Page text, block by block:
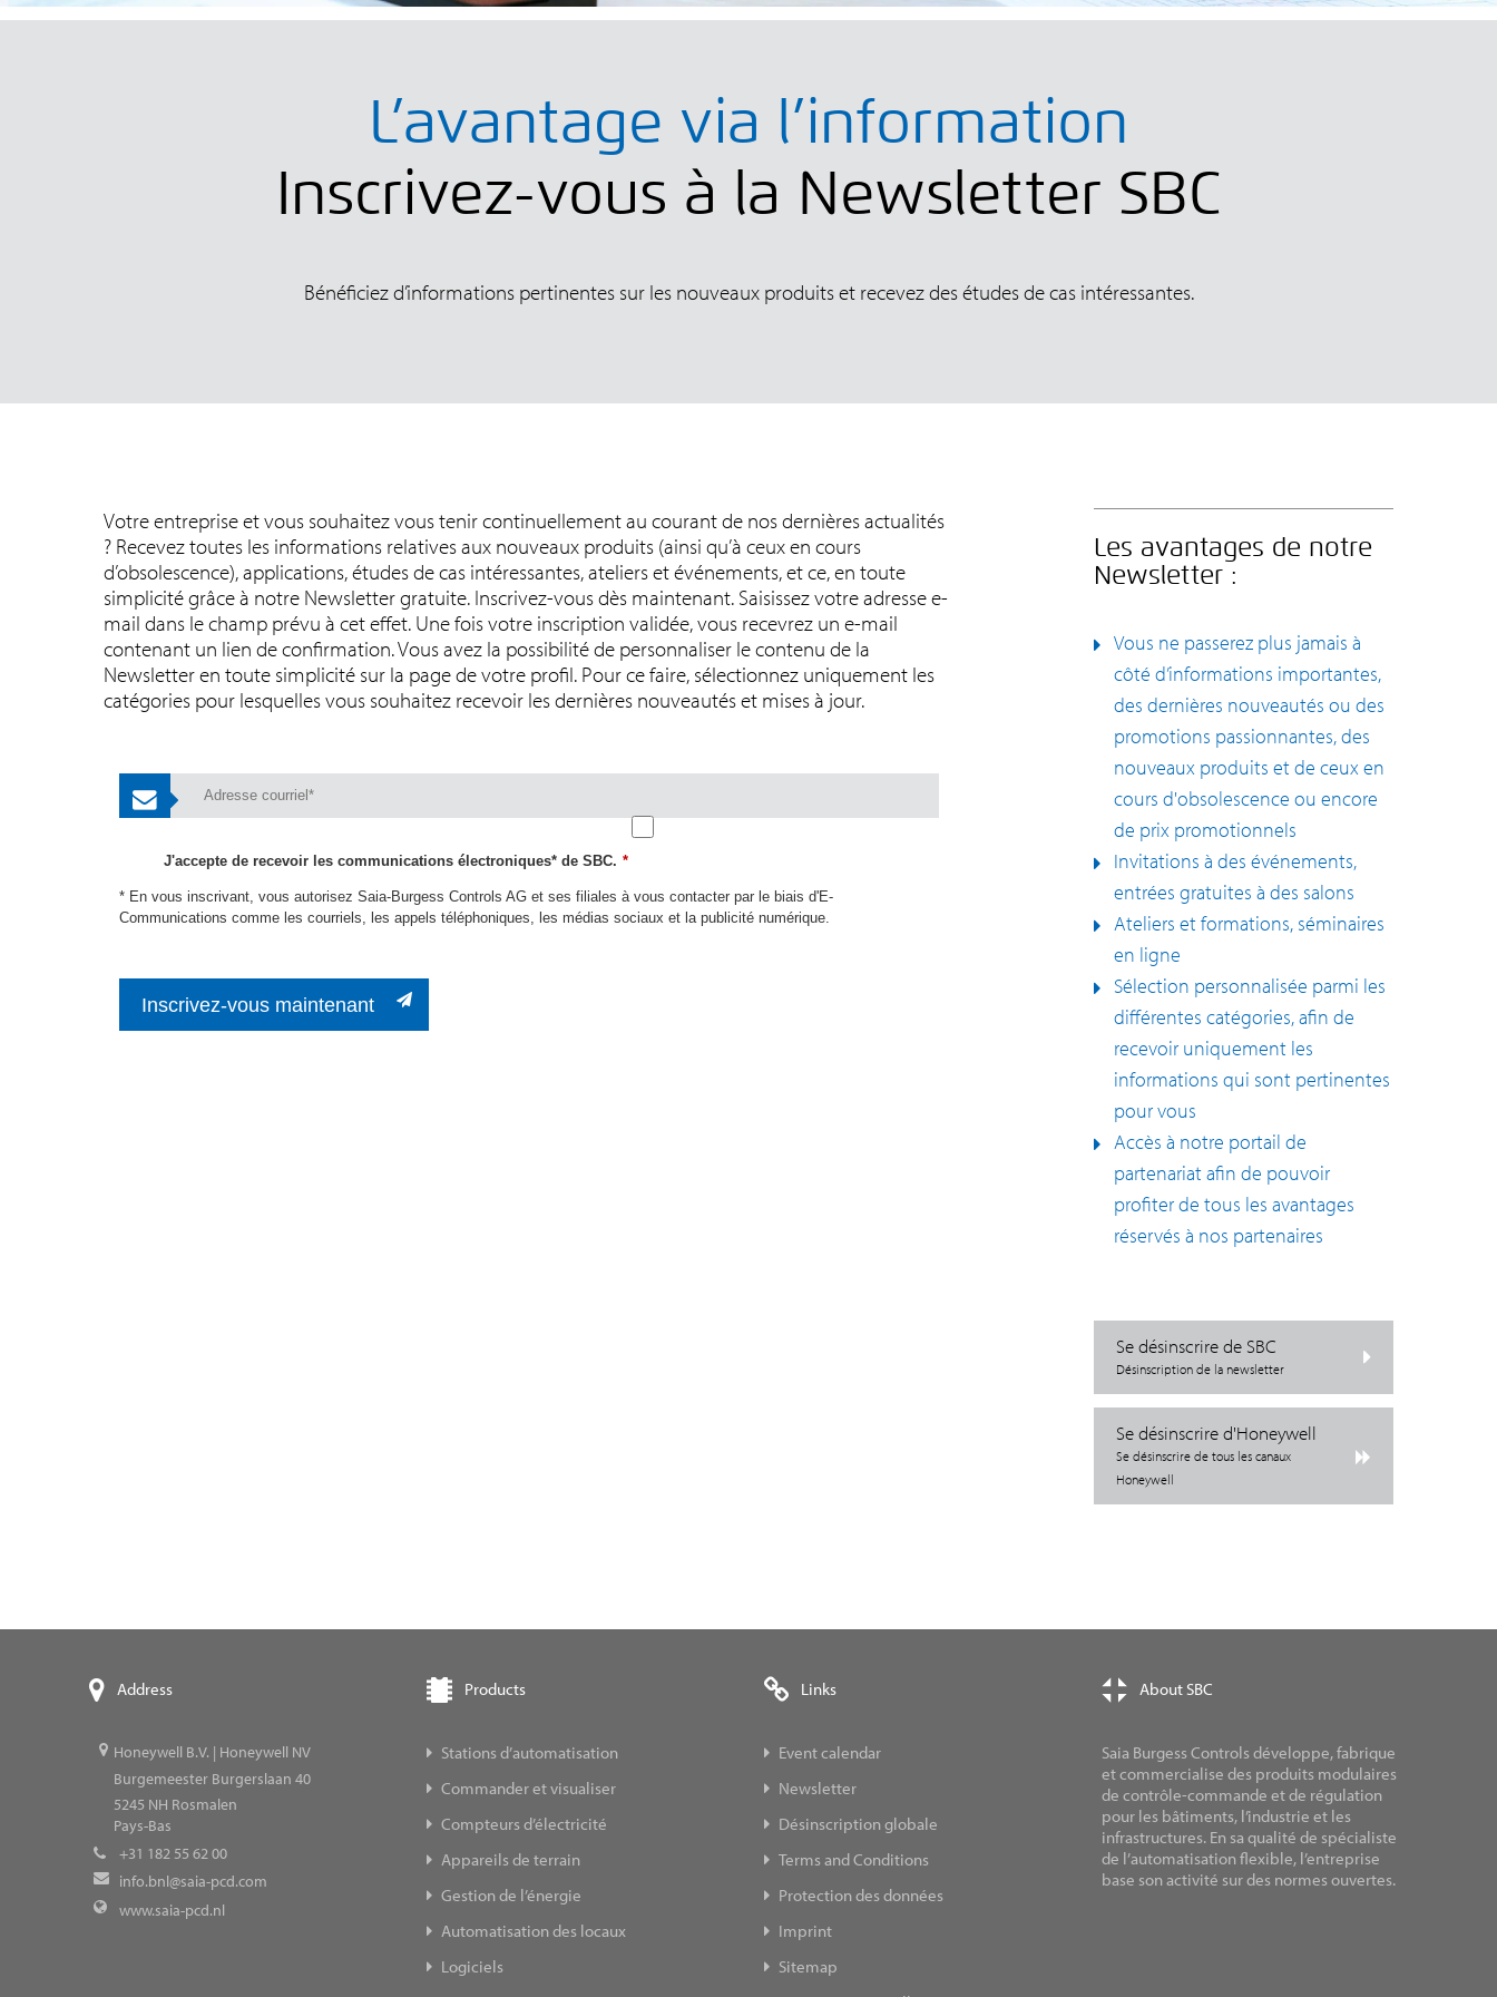
L’avantage via l’information
Inscrivez-vous à la Newsletter SBC
Bénéficiez d’informations pertinentes sur les nouveaux produits et recevez des études de cas intéressantes.
Votre entreprise et vous souhaitez vous tenir continuellement au courant de nos dernières actualités
? Recevez toutes les informations relatives aux nouveaux produits (ainsi qu’à ceux en cours
d’obsolescence), applications, études de cas intéressantes, ateliers et événements, et ce, en toute
simplicité grâce à notre Newsletter gratuite. Inscrivez-vous dès maintenant. Saisissez votre adresse e-
mail dans le champ prévu à cet effet. Une fois votre inscription validée, vous recevrez un e-mail
contenant un lien de confirmation. Vous avez la possibilité de personnaliser le contenu de la
Newsletter en toute simplicité sur la page de votre profil. Pour ce faire, sélectionnez uniquement les
catégories pour lesquelles vous souhaitez recevoir les dernières nouveautés et mises à jour.
*
J'accepte de recevoir les communications électroniques* de SBC.
* En vous inscrivant, vous autorisez Saia-Burgess Controls AG et ses filiales à vous contacter par le biais d'E-
Communications comme les courriels, les appels téléphoniques, les médias sociaux et la publicité numérique.
Inscrivez-vous maintenant
Les avantages de notre
Newsletter :
Vous ne passerez plus jamais à
côté d’informations importantes,
des dernières nouveautés ou des
promotions passionnantes, des
nouveaux produits et de ceux en
cours d'obsolescence ou encore
de prix promotionnels
Invitations à des événements,
entrées gratuites à des salons
Ateliers et formations, séminaires
en ligne
Sélection personnalisée parmi les
différentes catégories, afin de
recevoir uniquement les
informations qui sont pertinentes
pour vous
Accès à notre portail de
partenariat afin de pouvoir
profiter de tous les avantages
réservés à nos partenaires
Se désinscrire de SBC
Désinscription de la newsletter
Se désinscrire d'Honeywell
Se désinscrire de tous les canaux
Honeywell
Address
Honeywell B.V. | Honeywell NV
Burgemeester Burgerslaan 40
5245 NH Rosmalen
Pays-Bas
+31 182 55 62 00
info.bnl@saia-pcd.com
www.saia-pcd.nl
Products
Stations d’automatisation
Commander et visualiser
Compteurs d’électricité
Appareils de terrain
Gestion de l’énergie
Automatisation des locaux
Logiciels
Links
Event calendar
Newsletter
Désinscription globale
Terms and Conditions
Protection des données
Imprint
Sitemap
About SBC
Saia Burgess Controls développe, fabrique
et commercialise des produits modulaires
de contrôle-commande et de régulation
pour les bâtiments, l’industrie et les
infrastructures. En sa qualité de spécialiste
de l’automatisation flexible, l’entreprise
base son activité sur des normes ouvertes.